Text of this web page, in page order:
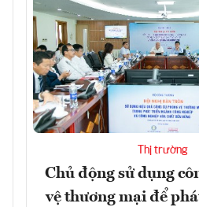
Thị trường
Chủ động sử dụng
vệ thương mại để